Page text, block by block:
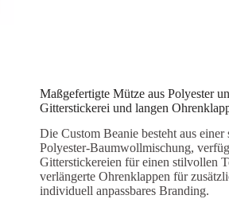
Maßgefertigte Mütze aus Polyester
Gitterstickerei und langen
Die Custom Beanie besteht aus einer
Polyester-Baumwollmischung,
Gitterstickereien für einen stilvollen
verlängerte Ohrenklappen für
individuell anpassbares Branding.